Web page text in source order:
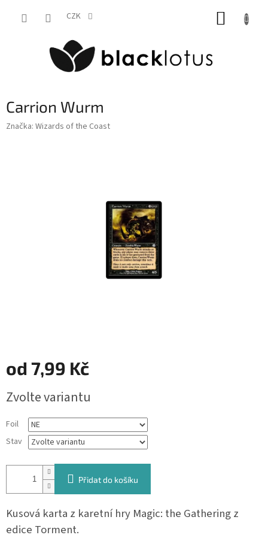
CZK
Carrion Wurm
Značka: Wizards of the Coast
od 7,99 Kč
cena:
Zvolte variantu
Foil
Stav
Přidat do košíku
Kusová karta z karetní hry Magic: the Gathering z
edice Torment.